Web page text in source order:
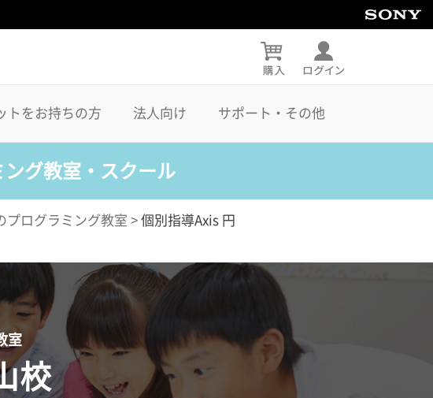
トをお持ちの方 法人向け サポート・その他
ング教室・スクール
プログラミング教室 > 個別指導Axis 円
室
校